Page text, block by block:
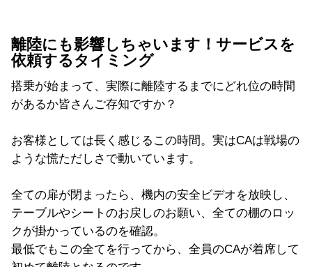
離陸にも影響しちゃいます！サービスを
依頼するタイミング
搭乗が始まって、実際に離陸するまでにどれ位の時間
があるか皆さんご存知ですか？
お客様としては長く感じるこの時間。実はCAは戦場の
ような慌ただしさで動いています。
全ての扉が閉まったら、機内の安全ビデオを放映し、
テーブルやシートのお戻しのお願い、全ての棚のロッ
クが掛かっているのを確認。
最低でもこの全てを行ってから、全員のCAが着席して